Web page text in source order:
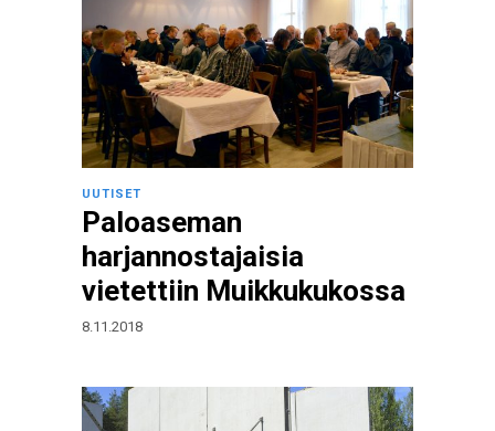
UUTISET
Paloaseman
harjannostajaisia
vietettiin Muikkukukossa
8.11.2018